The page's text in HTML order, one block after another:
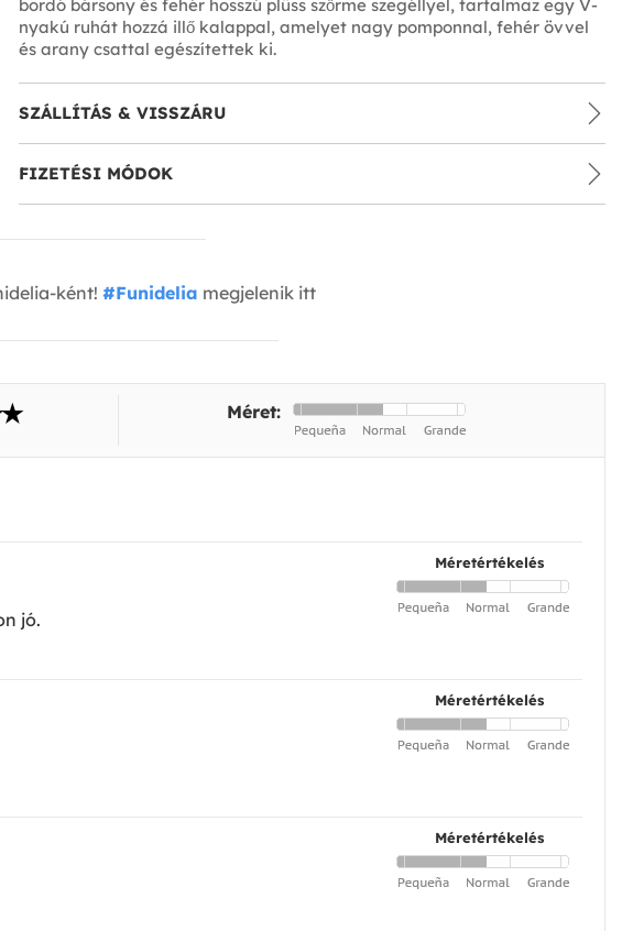
bordó bársony és fehér hosszú plüss szőrme szegéllyel, tartalmaz egy V-
nyakú ruhát hozzá illő kalappal, amelyet nagy pomponnal, fehér övvel
és arany csattal egészítettek ki.
SZÁLLÍTÁS & VISSZÁRU
FIZETÉSI MÓDOK
ként! #Funidelia megjelenik itt
Méret:
Méretértékelés
jó.
Méretértékelés
Méretértékelés